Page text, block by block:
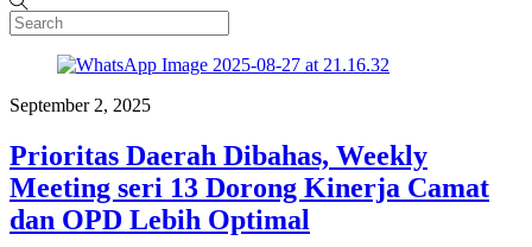
September 2, 2025
Prioritas Daerah Dibahas, Weekly
Meeting seri 13 Dorong Kinerja Camat
dan OPD Lebih Optimal